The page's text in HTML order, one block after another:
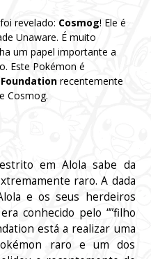
revelado: Cosmog! Ele é
Unaware. É muito
um papel importante a
Este Pokémon é
recentemente
Cosmog.
em Alola sabe da
raro. A dada
e os seus herdeiros
conhecido pelo “”filho
está a realizar uma
raro e um dos